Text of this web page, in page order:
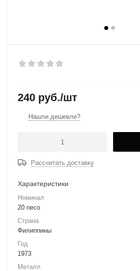
240 руб./шт
Нашли дешевле?
Рассчитать доставку
Характеристики
Номинал
20 песо
Страна
Филиппины
Год
1973
Металл